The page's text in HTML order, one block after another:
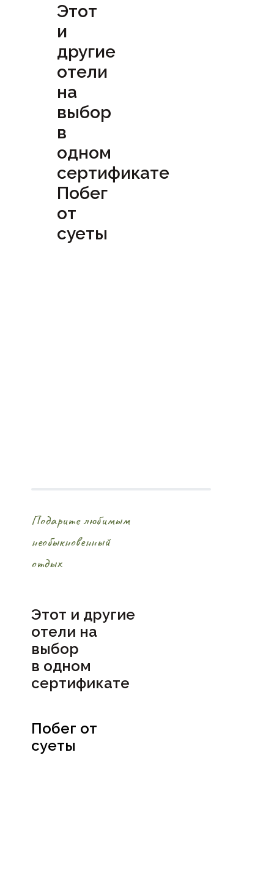
Этот
и
другие
отели
на
выбор
в
одном
сертификате
Побег
от
суеты
Подарите любимым
необыкновенный
отдых
Этот и другие
отели на
выбор
в одном
сертификате
Побег от
суеты